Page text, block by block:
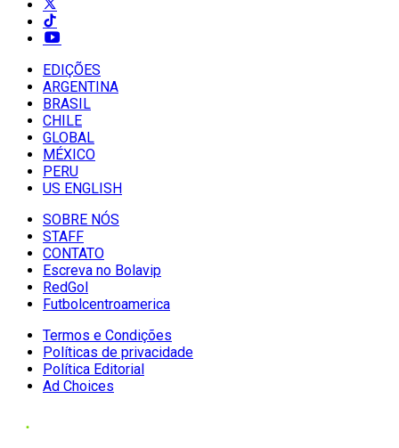
EDIÇÕES
ARGENTINA
BRASIL
CHILE
GLOBAL
MÉXICO
PERU
US ENGLISH
SOBRE NÓS
STAFF
CONTATO
Escreva no Bolavip
RedGol
Futbolcentroamerica
Termos e Condições
Políticas de privacidade
Política Editorial
Ad Choices